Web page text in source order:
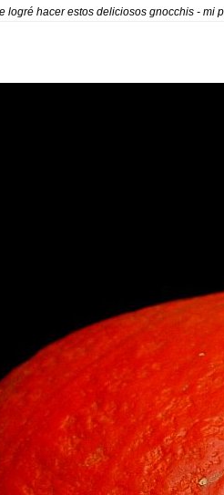
logré hacer estos deliciosos gnocchis - mi